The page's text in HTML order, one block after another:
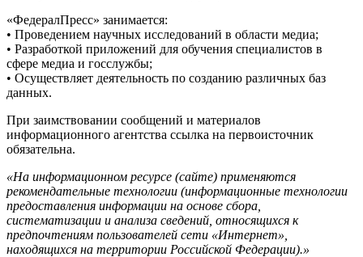
«ФедералПресс» занимается:
• Проведением научных исследований в области медиа;
• Разработкой приложений для обучения специалистов в
сфере медиа и госслужбы;
• Осуществляет деятельность по созданию различных баз
данных.
При заимствовании сообщений и материалов
информационного агентства ссылка на первоисточник
обязательна.
«На информационном ресурсе (сайте) применяются
рекомендательные технологии (информационные технологии
предоставления информации на основе сбора,
систематизации и анализа сведений, относящихся к
предпочтениям пользователей сети «Интернет»,
находящихся на территории Российской Федерации).»